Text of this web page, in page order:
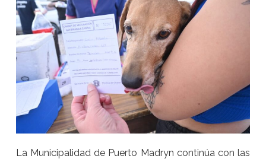
La Municipalidad de Puerto Madryn continúa con las